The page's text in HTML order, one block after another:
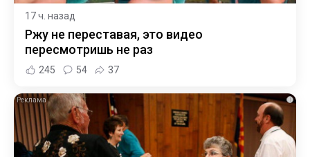
17 ч. назад
Ржу не переставая, это видео
пересмотришь не раз
245 54 37
i